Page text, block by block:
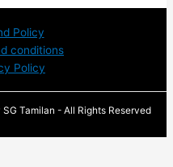
Policy
conditions
Policy
SG Tamilan - All Rights Reserved